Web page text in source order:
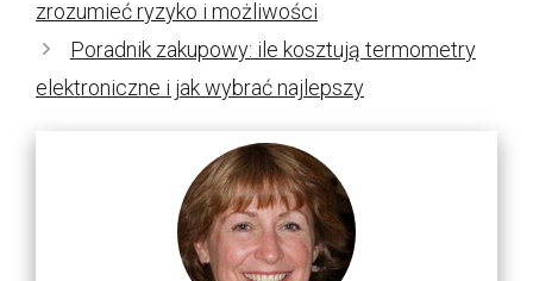
zrozumieć ryzyko i możliwości
Poradnik zakupowy: ile kosztują termometry
elektroniczne i jak wybrać najlepszy